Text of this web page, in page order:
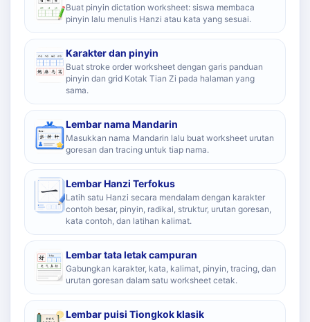
Buat pinyin dictation worksheet: siswa membaca
pinyin lalu menulis Hanzi atau kata yang sesuai.
Karakter dan pinyin
Buat stroke order worksheet dengan garis panduan
pinyin dan grid Kotak Tian Zi pada halaman yang
sama.
Lembar nama Mandarin
Masukkan nama Mandarin lalu buat worksheet urutan
goresan dan tracing untuk tiap nama.
Lembar Hanzi Terfokus
Latih satu Hanzi secara mendalam dengan karakter
contoh besar, pinyin, radikal, struktur, urutan goresan,
kata contoh, dan latihan kalimat.
Lembar tata letak campuran
Gabungkan karakter, kata, kalimat, pinyin, tracing, dan
urutan goresan dalam satu worksheet cetak.
Lembar puisi Tiongkok klasik